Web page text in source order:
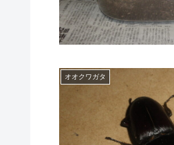
オオクワガタ